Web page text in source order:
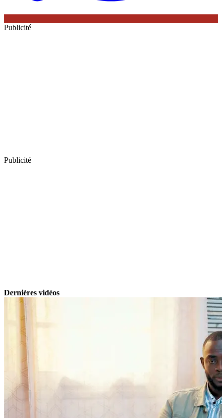
Publicité
Publicité
Dernières vidéos